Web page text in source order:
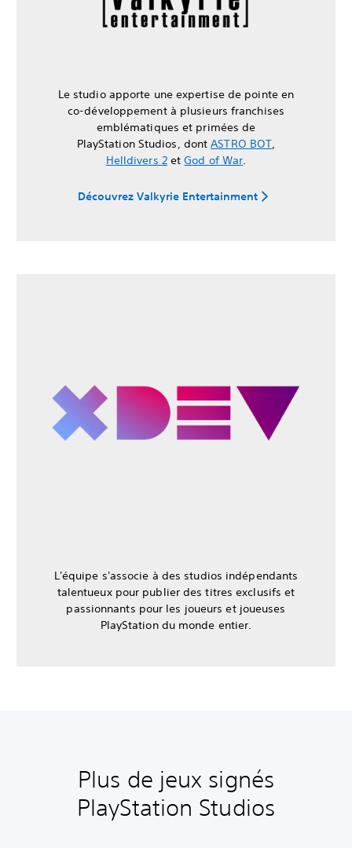
Le studio apporte une expertise de pointe en
co-développement à plusieurs franchises
emblématiques et primées de
PlayStation Studios, dontASTRO BOT,
Helldivers 2etGod of War.
Découvrez Valkyrie Entertainment
L'équipe s'associe à des studios indépendants
talentueux pour publier des titres exclusifs et
passionnants pour les joueurs et joueuses
PlayStation du monde entier.
Plus de jeux signés
PlayStation Studios